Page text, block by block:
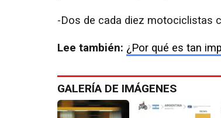
-Dos de cada diez motociclistas
Lee también: ¿Por qué es tan
GALERÍA DE IMÁGENES